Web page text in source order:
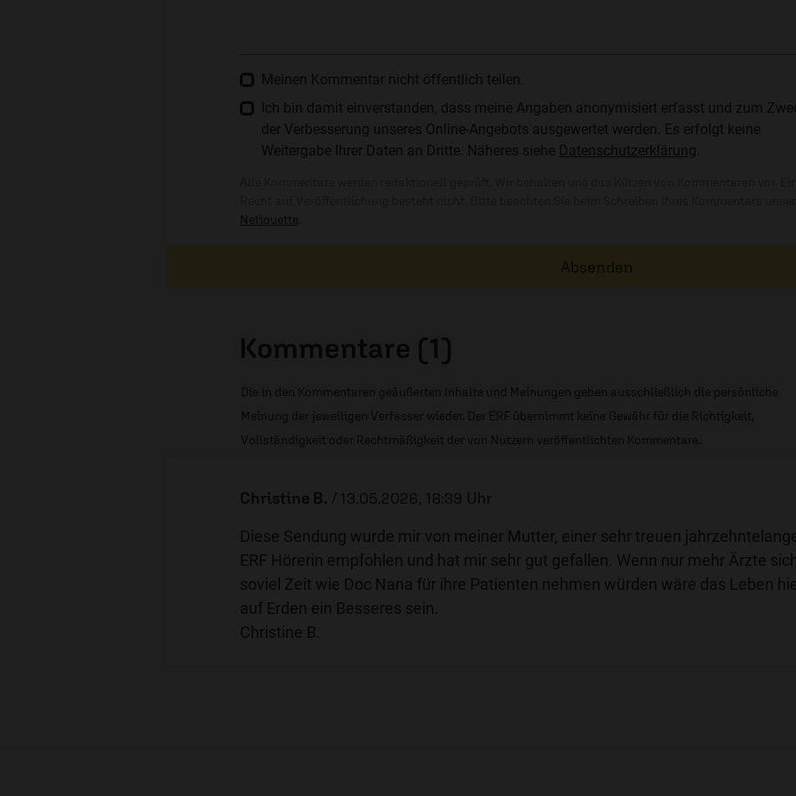
Meinen Kommentar nicht öffentlich teilen.
Ich bin damit einverstanden, dass meine Angaben anonymisiert erfasst und zum
der Verbesserung unseres Online-Angebots ausgewertet werden. Es erfolgt keine
Weitergabe Ihrer Daten an Dritte. Näheres siehe Datenschutzerklärung
Netiquette
Absenden
Kommentare (1)
Die in den Kommentaren geäußerten Inhalte und Meinungen geben ausschließlich die persönliche
Meinung der jeweiligen Verfasser wieder. Der ERF übernimmt keine Gewähr für die Richtigkeit,
Vollständigkeit oder Rechtmäßigkeit der von Nutzern veröffentlichten Kommentare.
Christine B. / 13.05.2026, 18:39 Uhr
Diese Sendung wurde mir von meiner Mutter, einer sehr treuen
ERF Hörerin empfohlen und hat mir sehr gut gefallen. Wenn nur mehr Ärzte sich
soviel Zeit wie Doc Nana für ihre Patienten nehmen würden wäre das Leben
auf Erden ein Besseres sein.
Christine B.